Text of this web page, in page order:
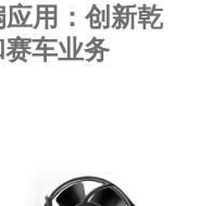
用：创新乾
车业务